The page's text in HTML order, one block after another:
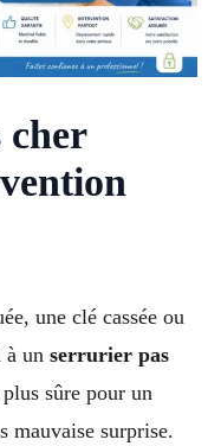
cher
une clé cassée ou
à un serrurier pas
sûre pour un
mauvaise surprise.